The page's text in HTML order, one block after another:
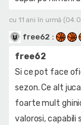
cu 11 ani în urmă
free62 :
free62
Si ce pot face
sezon. Ce alt
foarte mult
valorosi,